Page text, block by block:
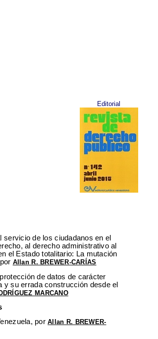
Editorial
servicio de los ciudadanos en el
al derecho administrativo al
el Estado totalitario: La mutación
Allan R. BREWER-CARÍAS
de datos de carácter
y su errada construcción desde el
MARCANO
porAllan R. BREWER-